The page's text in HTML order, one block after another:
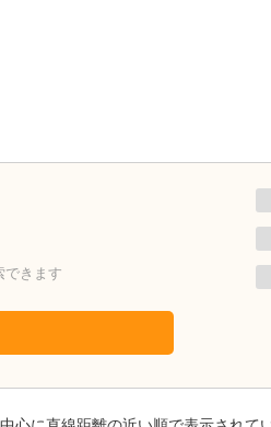
できます
広島県広島市東区
うした東内科クリニック